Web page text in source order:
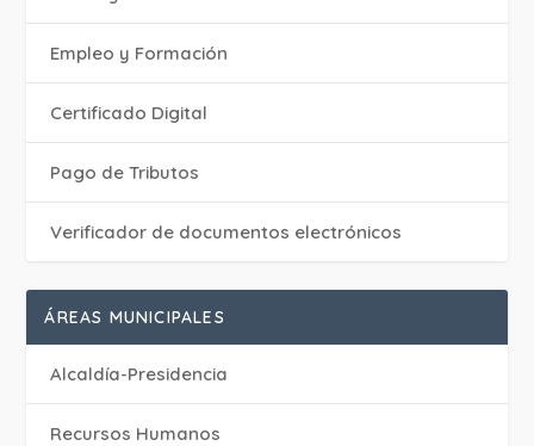
Empleo y Formación
Certificado Digital
Pago de Tributos
Verificador de documentos electrónicos
ÁREAS MUNICIPALES
Alcaldía-Presidencia
Recursos Humanos